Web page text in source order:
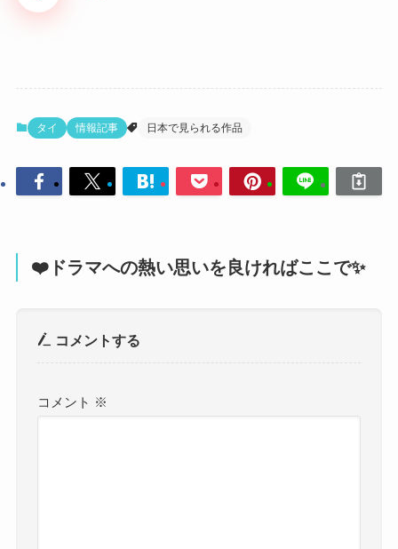
タイ 情報記事 日本で見られる作品
❤️ドラマへの熱い思いを良ければここで✨
コメントする
コメント ※